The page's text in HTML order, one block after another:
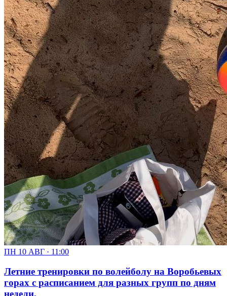
ПН 10 АВГ · 11:00
Летние тренировки по волейболу на Воробьевых
горах с расписанием для разных групп по дням
недели.